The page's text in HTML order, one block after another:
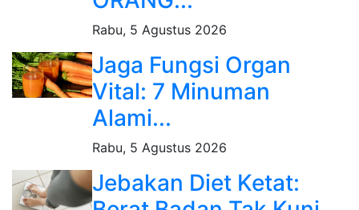
Rabu, 5 Agustus 2026
Jaga Fungsi Organ
Vital: 7 Minuman
Alami...
Rabu, 5 Agustus 2026
Jebakan Diet Ketat: